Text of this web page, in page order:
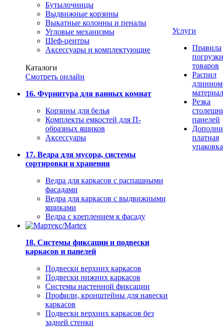
Бутылочницы
Выдвижные корзины
Выкатные колонны и пеналы
Угловые механизмы
Шеф-центры
Аксессуары и комплектующие
Каталоги
Смотреть онлайн
16. Фурнитура для ванных комнат
Корзины для белья
Комплекты емкостей для П-
образных ящиков
Аксессуары
17. Ведра для мусора, системы
сортировки и хранения
Ведра для каркасов с распашными
фасадами
Ведра для каркасов с выдвижными
ящиками
Ведра с креплением к фасаду
18. Системы фиксации и подвески
каркасов и панелей
Подвески верхних каркасов
Подвески нижних каркасов
Системы настенной фиксации
Профили, кронштейны для навески
каркасов
Подвески верхних каркасов без
задней стенки
Услуги
Правила
погрузки
товаров
Распил
Резка
панелей
платная
упаковка